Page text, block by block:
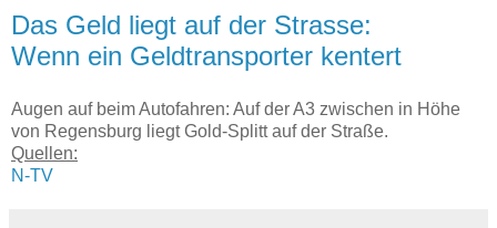
Das Geld liegt auf der Strasse:
Wenn ein Geldtransporter kentert
Augen auf beim Autofahren: Auf der A3 zwischen in Höhe
von Regensburg liegt Gold-Splitt auf der Straße.
Quellen:
N-TV